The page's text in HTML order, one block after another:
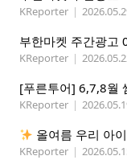
KReporter |
부한마켓 주간광
KReporter |
[푸른투어] 6,7,8월
KReporter |
올여름 우리 아
KReporter |